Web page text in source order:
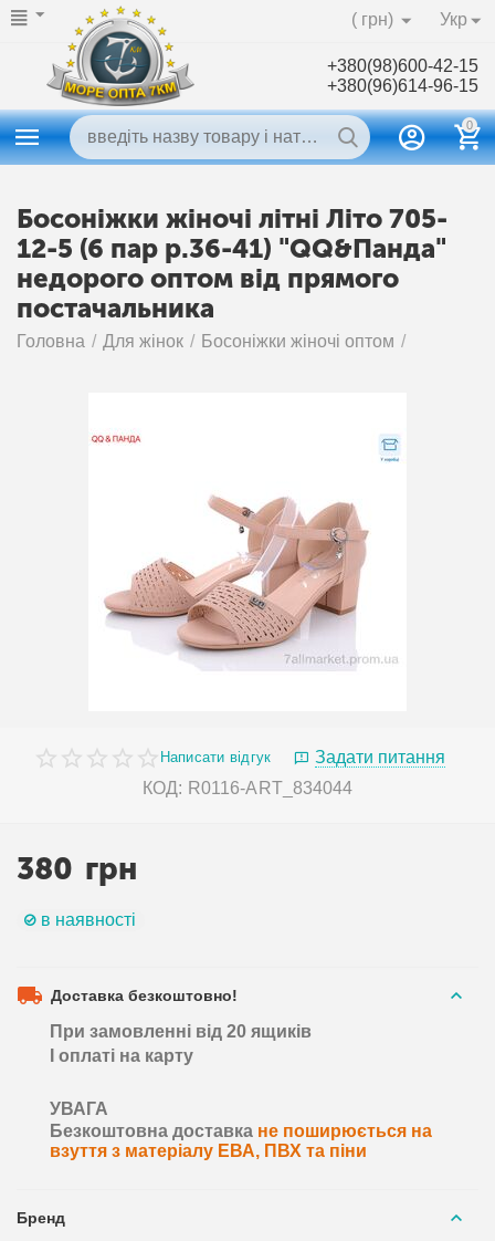
Укр
( грн)
+380(98)600-42-15
+380(96)614-96-15
0
Босоніжки жіночі літні Літо 705-
12-5 (6 пар р.36-41) "QQ&Панда"
недорого оптом від прямого
постачальника
Головна / Для жінок / Босоніжки жіночі оптом /
Написати відгук
Задати питання
КОД: R0116-ART_834044
380 грн
в наявності
Доставка безкоштовно!
При замовленні від 20 ящиків
І оплаті на карту
УВАГА
Безкоштовна доставка не поширюється на
взуття з матеріалу ЕВА, ПВХ та піни
Бренд